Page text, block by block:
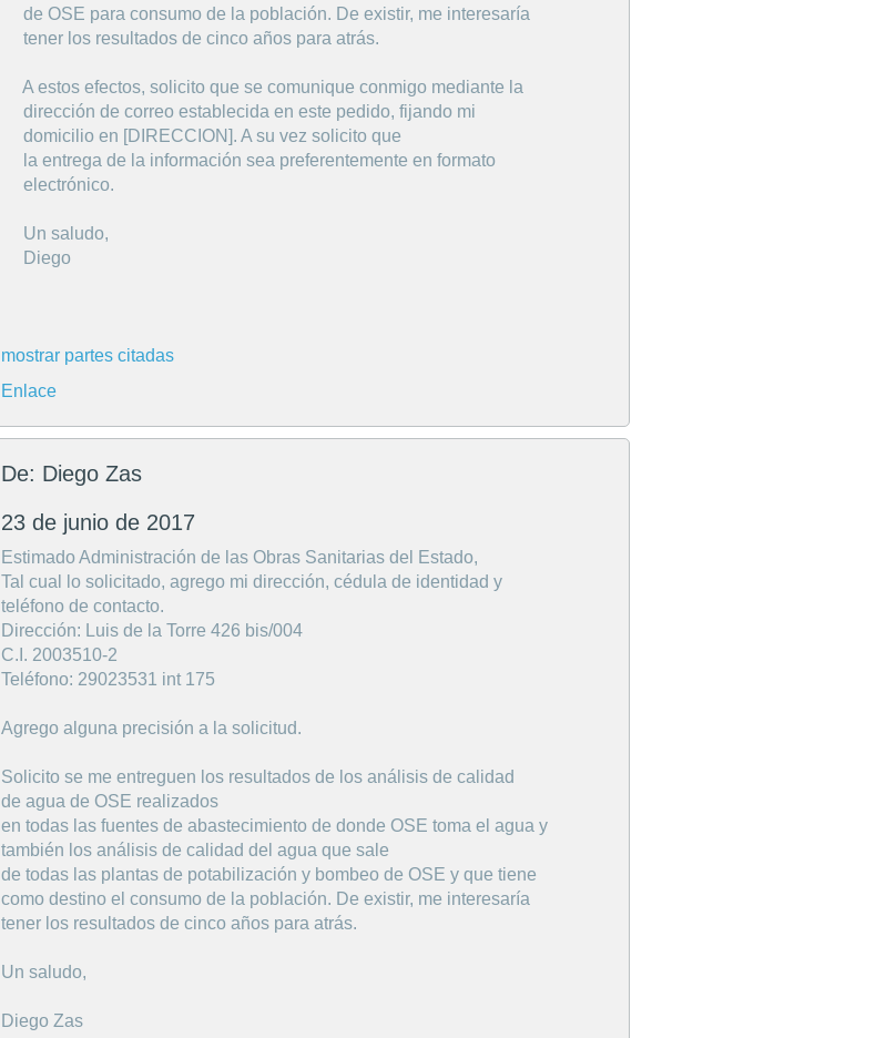
de OSE para consumo de la población. De existir, me interesaría
tener los resultados de cinco años para atrás.
A estos efectos, solicito que se comunique conmigo mediante la
dirección de correo establecida en este pedido, fijando mi
domicilio en [DIRECCION]. A su vez solicito que
la entrega de la información sea preferentemente en formato
electrónico.
Un saludo,
Diego
mostrar partes citadas
Enlace
De: Diego Zas
23 de junio de 2017
Estimado Administración de las Obras Sanitarias del Estado,
Tal cual lo solicitado, agrego mi dirección, cédula de identidad y
teléfono de contacto.
Dirección: Luis de la Torre 426 bis/004
C.I. 2003510-2
Teléfono: 29023531 int 175
Agrego alguna precisión a la solicitud.
Solicito se me entreguen los resultados de los análisis de calidad
de agua de OSE realizados
en todas las fuentes de abastecimiento de donde OSE toma el agua y
también los análisis de calidad del agua que sale
de todas las plantas de potabilización y bombeo de OSE y que tiene
como destino el consumo de la población. De existir, me interesaría
tener los resultados de cinco años para atrás.
Un saludo,
Diego Zas